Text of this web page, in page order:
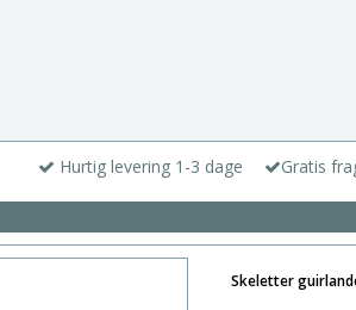
Hurtig levering 1-3 dage Gratis
Skeletter